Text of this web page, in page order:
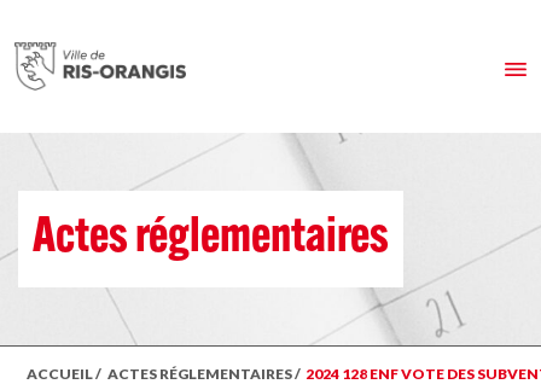
Actes réglementaires
ACCUEIL/ ACTES RÉGLEMENTAIRES/ 2024 128 ENF VOTE DES